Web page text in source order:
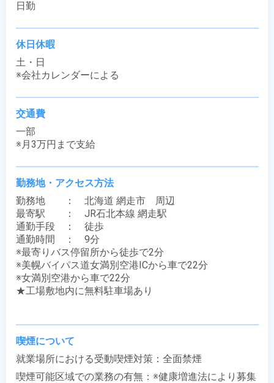
日勤
休日休暇
土・日
※会社カレンダーによる
交通費
一部
※月3万円まで支給
勤務地・アクセス方法
勤務地　　：　北海道 網走市　周辺
最寄駅　　：　JR石北本線 網走駅
通勤手段　：　徒歩
通勤時間　：　9分
※最寄りバス停留所から徒歩で2分
※美幌バイパス道女満別空港ICから車で22分
※女満別空港から車で22分
★工場敷地内に無料駐車場あり
喫煙について
就業場所における受動喫煙対策：全面禁煙
喫煙可能区域での業務の有無：※健康増進法により募集